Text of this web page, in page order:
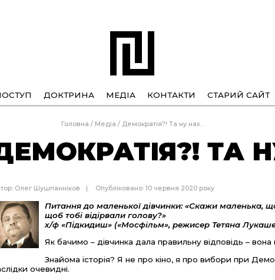
ДОКТРИНА МЕДІА КОНТАКТИ СТАРИЙ САЙТ
Головна / Медіа / Демократія?! Та ну нах…
ТА
Олег Шушпанніков Опубліковано: 10 червня 2020 року
Питання до маленької дівчинки: «Скажи маленька,
щоб тобі відірвали голову?»
х/ф «Підкидиш» («Мосфільм», режисер Тетяна
Як бачимо – дівчинка дала правильну відповідь – вона
Знайома історія? Я не про кіно, я про вибори при
очевидні.